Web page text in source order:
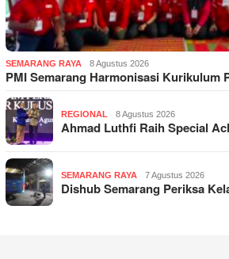
SEMARANG RAYA 8 Agustus 2026
PMI Semarang Harmonisasi Kurikulum
REGIONAL 8 Agustus 2026
Ahmad Luthfi Raih Special
SEMARANG RAYA 7 Agustus 2026
Dishub Semarang Periksa